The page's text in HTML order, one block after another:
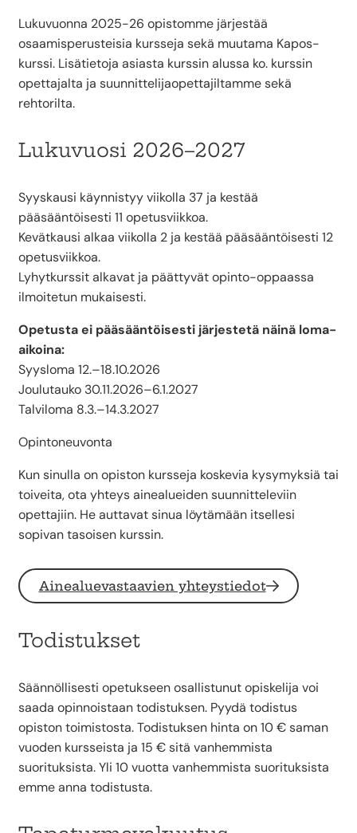
Lukuvuonna 2025-26 opistomme järjestää
osaamisperusteisia kursseja sekä muutama Kapos-
kurssi. Lisätietoja asiasta kurssin alussa ko. kurssin
opettajalta ja suunnittelijaopettajiltamme sekä
rehtorilta.
Lukuvuosi 2026–2027
Syyskausi käynnistyy viikolla 37 ja kestää
pääsääntöisesti 11 opetusviikkoa.
Kevätkausi alkaa viikolla 2 ja kestää pääsääntöisesti 12
opetusviikkoa.
Lyhytkurssit alkavat ja päättyvät opinto-oppaassa
ilmoitetun mukaisesti.
Opetusta ei pääsääntöisesti järjestetä näinä loma-
aikoina:
Syysloma 12.–18.10.2026
Joulutauko 30.11.2026–6.1.2027
Talviloma 8.3.–14.3.2027
Opintoneuvonta
Kun sinulla on opiston kursseja koskevia kysymyksiä tai
toiveita, ota yhteys ainealueiden suunnitteleviin
opettajiin. He auttavat sinua löytämään itsellesi
sopivan tasoisen kurssin.
Ainealuevastaavien yhteystiedot
Todistukset
Säännöllisesti opetukseen osallistunut opiskelija voi
saada opinnoistaan todistuksen. Pyydä todistus
opiston toimistosta. Todistuksen hinta on 10 € saman
vuoden kursseista ja 15 € sitä vanhemmista
suorituksista. Yli 10 vuotta vanhemmista suorituksista
emme anna todistusta.